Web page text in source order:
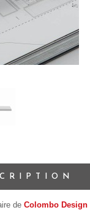
de Colombo Design